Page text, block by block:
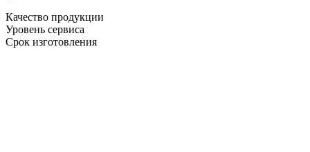
Качество продукции
Уровень сервиса
Срок изготовления